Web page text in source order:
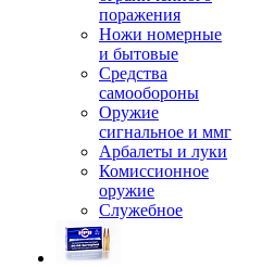
поражения
Ножи номерные
и бытовые
Средства
самообороны
Оружие
сигнальное и ммг
Арбалеты и луки
Комиссионное
оружие
Служебное